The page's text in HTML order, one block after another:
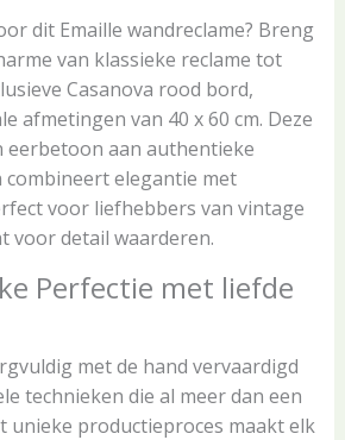
dit Emaille wandreclame? Breng
van klassieke reclame tot
Casanova rood bord,
afmetingen van 40 x 60 cm. Deze
eerbetoon aan authentieke
combineert elegantie met
voor liefhebbers van vintage
voor detail waarderen.
Perfectie met liefde
met de hand vervaardigd
technieken die al meer dan een
unieke productieproces maakt elk